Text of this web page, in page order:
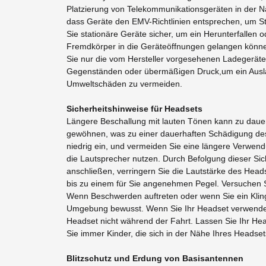
Platzierung von Telekommunikationsgeräten in der
dass Geräte den EMV-Richtlinien entsprechen, um
Sie stationäre Geräte sicher, um ein Herunterfallen
Fremdkörper in die Geräteöffnungen gelangen
Sie nur die vom Hersteller vorgesehenen
Gegenständen oder übermäßigen Druck,um ein
Umweltschäden zu vermeiden.
Sicherheitshinweise für Headsets
Längere Beschallung mit lauten Tönen kann zu
gewöhnen, was zu einer dauerhaften Schädigung
niedrig ein, und vermeiden Sie eine längere
die Lautsprecher nutzen. Durch Befolgung dieser
anschließen, verringern Sie die Lautstärke des
bis zu einem für Sie angenehmen Pegel.
Wenn Beschwerden auftreten oder wenn Sie ein
Umgebung bewusst. Wenn Sie Ihr Headset
Headset nicht während der Fahrt. Lassen Sie Ihr
Sie immer Kinder, die sich in der Nähe Ihres
Blitzschutz und Erdung von Basisantennen